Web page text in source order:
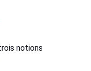
notions